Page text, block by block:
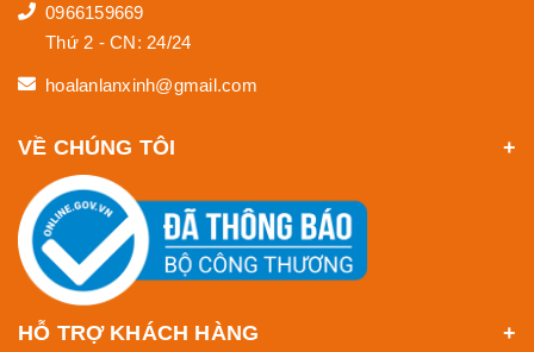
0966159669
Thứ 2 - CN: 24/24
hoalanlanxinh@gmail.com
VỀ CHÚNG TÔI
HỖ TRỢ KHÁCH HÀNG